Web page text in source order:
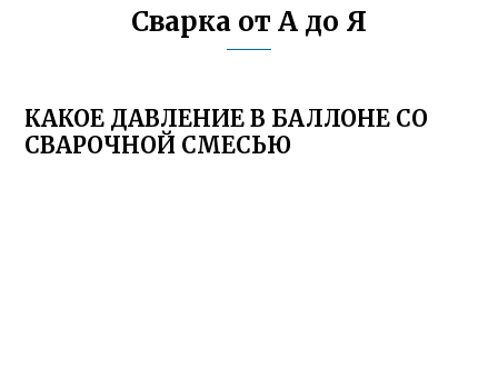
Сварка от А до Я
КАКОЕ ДАВЛЕНИЕ В БАЛЛОНЕ СО
СВАРОЧНОЙ СМЕСЬЮ